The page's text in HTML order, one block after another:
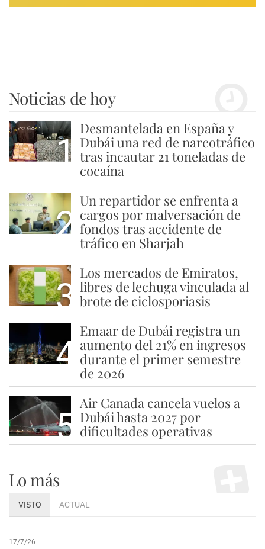
Noticias de hoy
1
Desmantelada en España y
Dubái una red de narcotráfico
tras incautar 21 toneladas de
cocaína
2
Un repartidor se enfrenta a
cargos por malversación de
fondos tras accidente de
tráfico en Sharjah
3
Los mercados de Emiratos,
libres de lechuga vinculada al
brote de ciclosporiasis
4
Emaar de Dubái registra un
aumento del 21% en ingresos
durante el primer semestre
de 2026
5
Air Canada cancela vuelos a
Dubái hasta 2027 por
dificultades operativas
Lo más
VISTO ACTUAL
17/7/26